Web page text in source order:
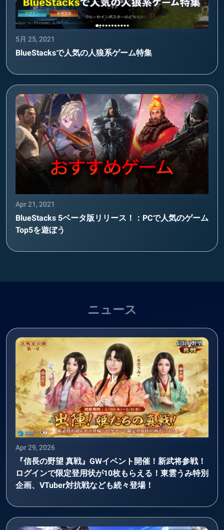
5月 25, 2021
BlueStacksで人気の人狼系ゲーム特集
Apr 21, 2021
BlueStacks 5ベータ版リリース！：PCで人気のゲーム
Top5を遊ぼう
ニュース
Apr 29, 2026
『信長の野望 真戦』GWイベント開催！新武将参戦！
ログインで限定登用状が10枚もらえる！東雲うみ特別
企画、VTuber対抗戦なども続々登場！